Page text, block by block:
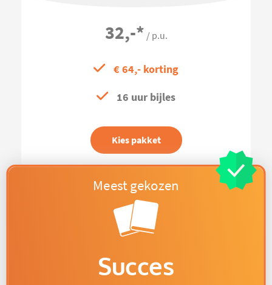
32,-* / p.u.
€ 64,- korting
16 uur bijles
Kies pakket
Succes